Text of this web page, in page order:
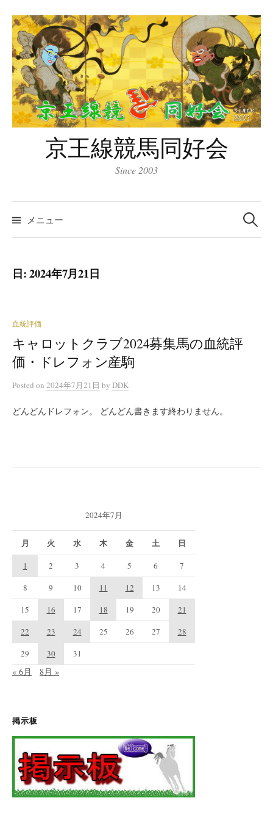
ン
テ
ン
ツ
へ
ス
キ
京王線競馬同好会
Since 2003
メニュー
検
索:
日:2024年7月21日
血統評価
キャロットクラブ2024募集馬の血統評
価・ドレフォン産駒
Posted on 2024年7月21日 by DDK
どんどんドレフォン。 どんどん書きます終わりません。
2024年7月
月 火 水 木 金 土 日
1 2 3 4 5 6
7
8
9 10 11 12 13
14
15
16 17 18 19 20
21
22
23 24 25 26 27
28
29
30 31
« 6月 8月 »
掲示板